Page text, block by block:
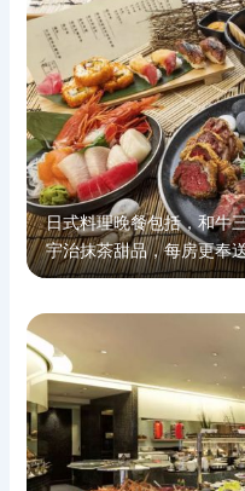
日式料理晚餐包括，和牛
宇治抹茶甜品，每房更奉